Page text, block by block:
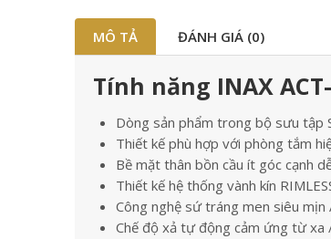
MÔ TẢ ĐÁNH GIÁ (0)
Tính năng INAX
Dòng sản phẩm trong bộ sưu tập
Thiết kế phù hợp với phòng tắm
Bề mặt thân bồn cầu ít góc cạnh
Thiết kế hệ thống vành kín
Công nghệ sứ tráng men siêu mịn
Chế độ xả tự động cảm ứng từ xa